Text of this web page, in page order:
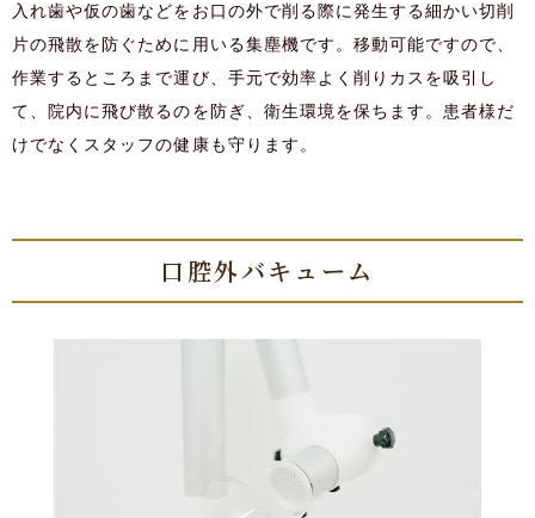
入れ歯や仮の歯などをお口の外で削る際に発生する細かい切削
片の飛散を防ぐために用いる集塵機です。移動可能ですので、
作業するところまで運び、手元で効率よく削りカスを吸引し
て、院内に飛び散るのを防ぎ、衛生環境を保ちます。患者様だ
けでなくスタッフの健康も守ります。
口腔外バキューム